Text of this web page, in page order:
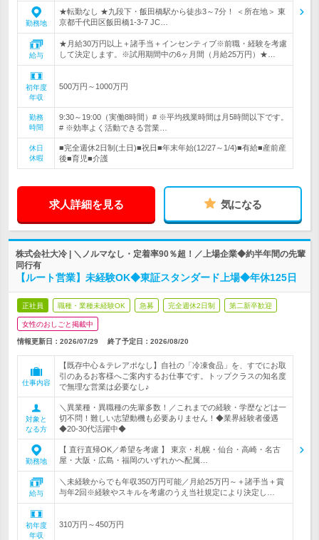
勤務地
★転勤なし ★九段下・飯田橋駅から徒歩3～7分！ ＜所在地＞ 東
京都千代田区飯田橋1-3-7 JC…
給与
★月給30万円以上＋諸手当＋インセンティブ※前職・経験を考慮
して決定します。※試用期間中の6ヶ月間（月給25万円）★…
初年度
年収
500万円～1000万円
勤務
時間
9:30～19:00（実働8時間）# ※平均残業時間は月5時間以下です。
# ※効率よく活動できる営業…
休日
休暇
■完全週休2日制(土日)■祝日■年末年始(12/27～1/4)■有給■産前産
後■育児■介護
求人詳細を見る 気になる
株式会社大冷 | ＼ノルマなし・定着率90％超！／上場企業◆約半年間の先輩
同行有
【ルート営業】未経験OK◆東証スタンダード上場◆年休125日
正社員 職種・業種未経験OK 急募 完全週休2日制 第二新卒歓迎
女性のおしごと掲載中
情報更新日：2026/07/29 終了予定日： 2026/08/20
仕事内容
【既存中心＆テレアポなし】自社の「冷凍食品」を、すでにお取
引のあるお客様へご案内するお仕事です。トップクラスの知名度
で無理な営業は必要なし♪
対象と
なる方
＼異業種・異職種の先輩多数！／これまでの経験・学歴などは一
切不問！難しい志望動機も必要ありません！◆業界経験者優遇
◆20-30代活躍中◆
勤務地
【 直行直帰OK／希望を考慮 】 東京・札幌・仙台・高崎・名古
屋・大阪・広島・福岡のいずれかへ配属…
給与
＼未経験からでも年収350万円可能／月給25万円～＋諸手当＋賞
与年2回※経験やスキルを考慮のうえ当社規定により決定し…
初年度
年収
310万円～450万円